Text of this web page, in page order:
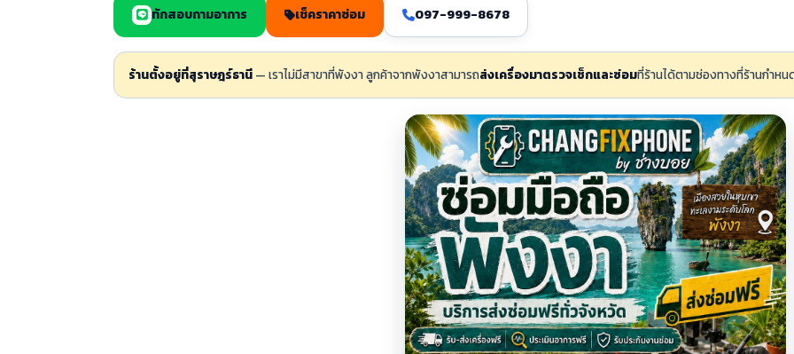
ทักสอบถามอาการ เช็คราคาซ่อม 097-999-8678
ร้านตั้งอยู่ที่สุราษฎร์ธานี — เราไม่มีสาขาที่พังงา ลูกค้าจากพังงาสามารถส่งเครื่องมาตรวจเช็กและซ่อมที่ร้านได้ตามช่องทางที่ร้านกำห